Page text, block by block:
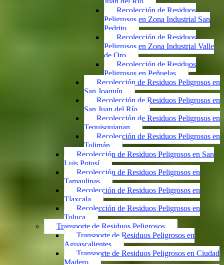
Recolección de Residuos
Peligrosos en Zona Industrial San
Pedrito
Recolección de Residuos
Peligrosos en Zona Industrial Valle
de Oro
Recolección de Residuos
Peligrosos en Peñuelas
Recolección de Residuos Peligrosos en
San Joaquín
Recolección de Residuos Peligrosos en
San Juan del Río
Recolección de Residuos Peligrosos en
Tequisquiapan
Recolección de Residuos Peligrosos en
Tolimán
Recolección de Residuos Peligrosos en San
Luis Potosí
Recolección de Residuos Peligrosos en
Tamaulipas
Recolección de Residuos Peligrosos en
Tlaxcala
Recolección de Residuos Peligrosos en
Toluca
Transporte de Residuos Peligrosos
Transporte de Residuos Peligrosos en
Aguascalientes
Transporte de Residuos Peligrosos en Ciudad
Madero